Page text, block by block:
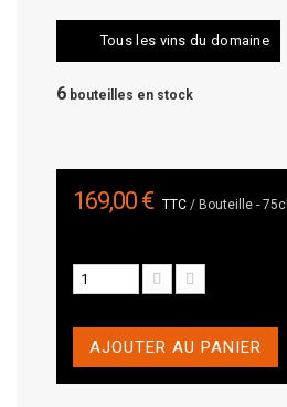
Tous les vins du domaine
6 bouteilles en stock
169,00 € TTC/ Bouteille - 75cl
AJOUTER AU PANIER